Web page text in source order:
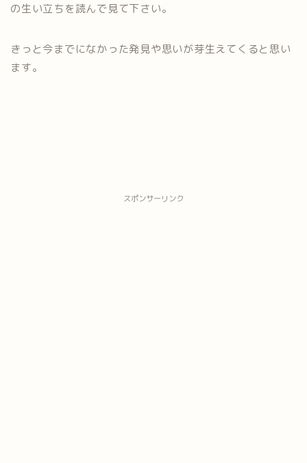
の生い立ちを読んで見て下さい。
きっと今までになかった発見や思いが芽生えてくると思い
ます。
スポンサーリンク